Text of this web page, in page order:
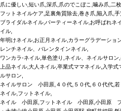
爪に優しい,短い爪,深爪,爪のでこぼこ,噛み爪,二
フットネイルケア,足裏角質除去,巻き爪,陥入爪,
ブライダルネイル,パーティーネイル,お呼ばれネ
イル,
年明けネイル,お正月ネイル,カラーグラデーショ
レンチネイル、バレンタインネイル,
ワンカラ‐ネイル,単色塗り,ネイル、ネイルサロ
上品ネイル,大人ネイル,卒業式ママネイル,入
ルサロン,
ネイルサロン 小田原,４０代,５０代,６０代代,若
ネイル,フットネイル,
ネイル 小田原,フットネイル 小田原,小田原 フ